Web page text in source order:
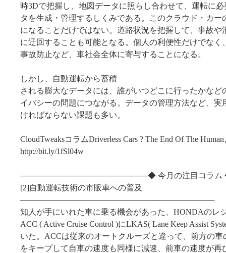
時3Dで把握し、地図データに照らし合わせて、運転に
タを生成・管理するしくみである。このクラウド・カー
になることだけではない。道路状況を把握して、事故や
に迂回することも可能となる。個人の利便性だけでなく
事故防止など、車社会全体に寄与することになる。
しかし、自動運転から蓄積
される膨大なデータには、誰がいつどこに行ったかなど
イバシーの問題につながる。データの管理方法など、実
ければならない課題も多い。
CloudTweaksコラムDriverless Cars ? The End Of The
http://bit.ly/1fSl04w
───────────────────────◆ 今月の注目コラ
[2]自動運転技術の市販車への普及
───────────────────────────────────
知人が手にいれた車に乗る機会があった、HONDAのレ
ACC ( Active Cruise Control )にLKAS( Lane Keep Assist
いた。ACCは従来のオートクルーズと違って、前方の
をキープして自車の速度も同様に減速、前車の速度が再